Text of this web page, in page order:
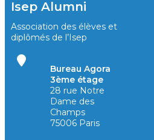
Isep Alumni
Association des élèves et
diplômés de l’Isep
Bureau Agora
3ème étage
28 rue Notre
Dame des
Champs
75006 Paris